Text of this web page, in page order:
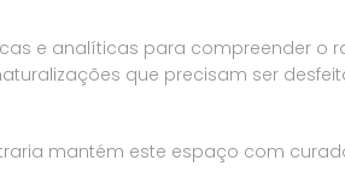
e analíticas para compreender o
que precisam ser
mantém este espaço com